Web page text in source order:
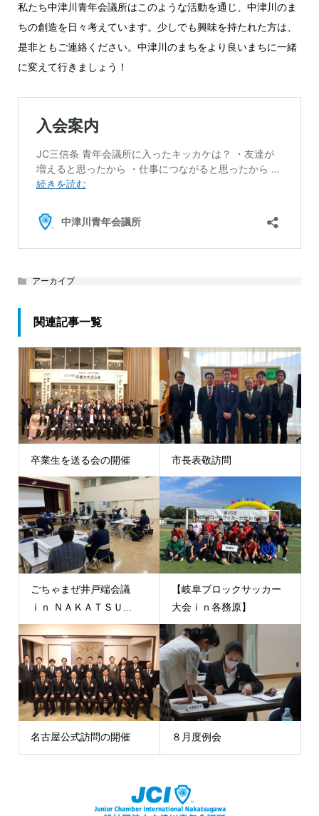
私たち中津川青年会議所はこのような活動を通じ、中津川のま
ちの創造を日々考えています。少しでも興味を持たれた方は、
是非ともご連絡ください。中津川のまちをより良いまちに一緒
に変えて行きましょう！
アーカイブ
関連記事一覧
卒業生を送る会の開催 市長表敬訪問
ごちゃまぜ井戸端会議
ｉｎ ＮＡＫＡＴＳＵ...
【岐阜ブロックサッカー
大会ｉｎ各務原】
名古屋公式訪問の開催 ８月度例会